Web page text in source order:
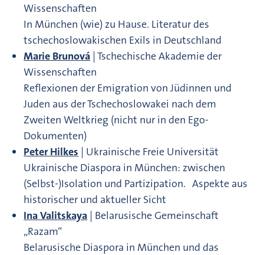
Wissenschaften
In München (wie) zu Hause. Literatur des
tschechoslowakischen Exils in Deutschland
Marie Brunová | Tschechische Akademie der
Wissenschaften
Reflexionen der Emigration von Jüdinnen und
Juden aus der Tschechoslowakei nach dem
Zweiten Weltkrieg (nicht nur in den Ego-
Dokumenten)
Peter Hilkes | Ukrainische Freie Universität
Ukrainische Diaspora in München: zwischen
(Selbst-)Isolation und Partizipation. Aspekte aus
historischer und aktueller Sicht
Ina Valitskaya | Belarusische Gemeinschaft
„Razam“
Belarusische Diaspora in München und das